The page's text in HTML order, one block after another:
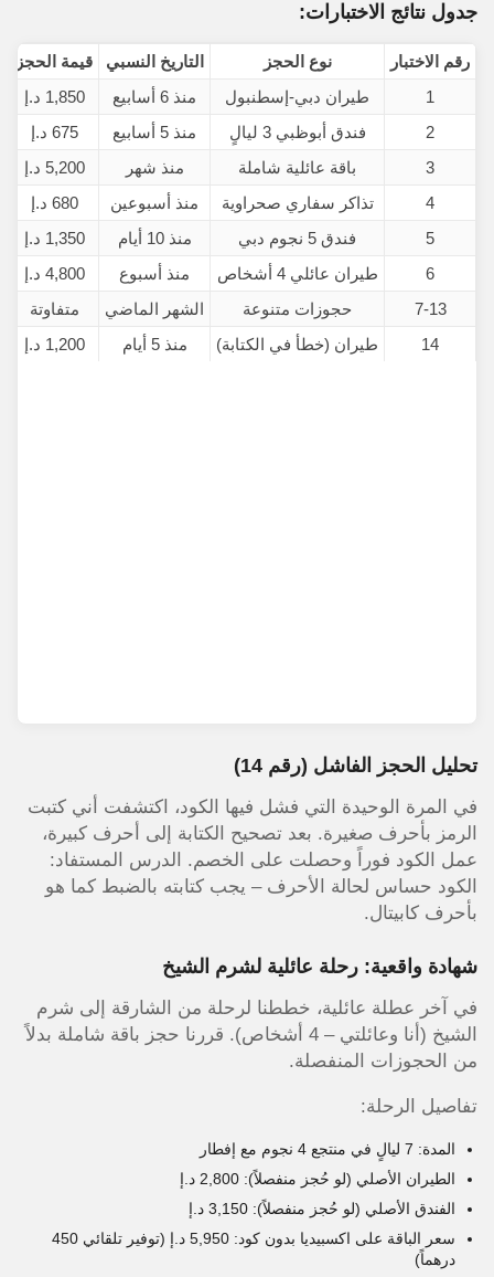
جدول نتائج الاختبارات:
رقم الاختبار نوع الحجز التاريخ النسبي قيمة الحجز
1
طيران دبي-إسطنبول منذ 6 أسابيع
1,850 د.إ
2
فندق أبوظبي 3 ليالٍ منذ 5 أسابيع
675 د.إ
3
باقة عائلية شاملة منذ شهر
5,200 د.إ
4
تذاكر سفاري صحراوية منذ أسبوعين
680 د.إ
5
فندق 5 نجوم دبي منذ 10 أيام
1,350 د.إ
6
طيران عائلي 4 أشخاص منذ أسبوع
4,800 د.إ
7-13
حجوزات متنوعة الشهر الماضي
متفاوتة
14
طيران (خطأ في الكتابة) منذ 5 أيام 1,200 د.إ
تحليل الحجز الفاشل (رقم 14)
في المرة الوحيدة التي فشل فيها الكود، اكتشفت أني كتبت
الرمز بأحرف صغيرة. بعد تصحيح الكتابة إلى أحرف كبيرة،
عمل الكود فوراً وحصلت على الخصم. الدرس المستفاد:
الكود حساس لحالة الأحرف – يجب كتابته بالضبط كما هو
بأحرف كابيتال.
شهادة واقعية: رحلة عائلية لشرم الشيخ
في آخر عطلة عائلية، خططنا لرحلة من الشارقة إلى شرم
الشيخ (أنا وعائلتي – 4 أشخاص). قررنا حجز باقة شاملة بدلاً
من الحجوزات المنفصلة.
تفاصيل الرحلة:
المدة: 7 ليالٍ في منتجع 4 نجوم مع إفطار
الطيران الأصلي (لو حُجز منفصلاً): 2,800 د.إ
الفندق الأصلي (لو حُجز منفصلاً): 3,150 د.إ
سعر الباقة على اكسبيديا بدون كود: 5,950 د.إ (توفير تلقائي 450
درهماً)